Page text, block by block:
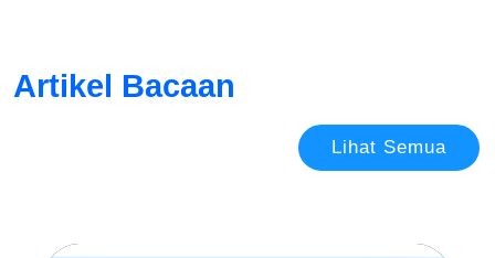
Artikel Bacaan
Lihat Semua